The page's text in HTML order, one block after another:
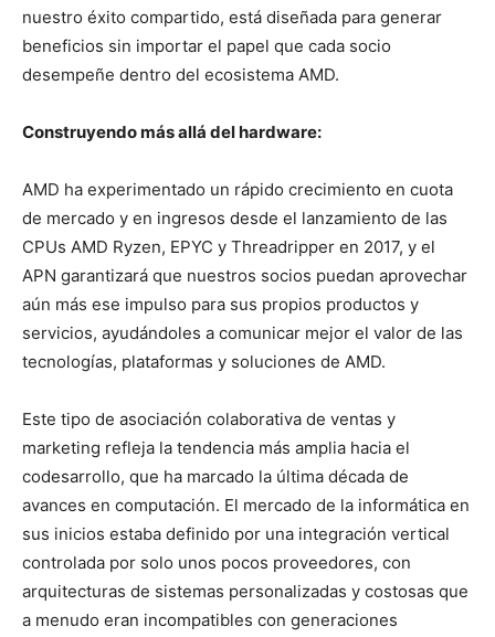
nuestro éxito compartido, está diseñada para generar
beneficios sin importar el papel que cada socio
desempeñe dentro del ecosistema AMD.
Construyendo más allá del hardware:
AMD ha experimentado un rápido crecimiento en cuota
de mercado y en ingresos desde el lanzamiento de las
CPUs AMD Ryzen, EPYC y Threadripper en 2017, y el
APN garantizará que nuestros socios puedan aprovechar
aún más ese impulso para sus propios productos y
servicios, ayudándoles a comunicar mejor el valor de las
tecnologías, plataformas y soluciones de AMD.
Este tipo de asociación colaborativa de ventas y
marketing refleja la tendencia más amplia hacia el
codesarrollo, que ha marcado la última década de
avances en computación. El mercado de la informática en
sus inicios estaba definido por una integración vertical
controlada por solo unos pocos proveedores, con
arquitecturas de sistemas personalizadas y costosas que
a menudo eran incompatibles con generaciones